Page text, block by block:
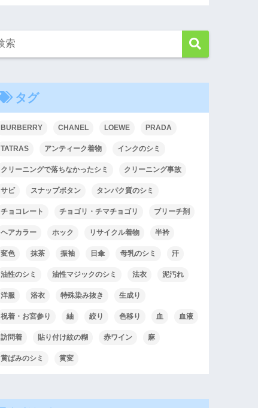
タグ
BURBERRY CHANEL LOEWE PRADA
TATRAS アンティーク着物 インクのシミ
クリーニングで落ちなかったシミ クリーニング事故
サビ スナップボタン タンパク質のシミ
チョコレート チョゴリ・チマチョゴリ ブリーチ剤
ヘアカラー ホック リサイクル着物 半衿
変色 抹茶 振袖 日傘 母乳のシミ 汗
油性のシミ 油性マジックのシミ 法衣 泥汚れ
洋服 浴衣 特殊染み抜き 生成り
祝着・お宮参り 紬 絞り 色移り 血 血液
訪問着 貼り付け紋の糊 赤ワイン 麻
黄ばみのシミ 黄変